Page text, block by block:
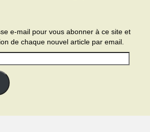
e-mail pour vous abonner à ce site et
de chaque nouvel article par email.